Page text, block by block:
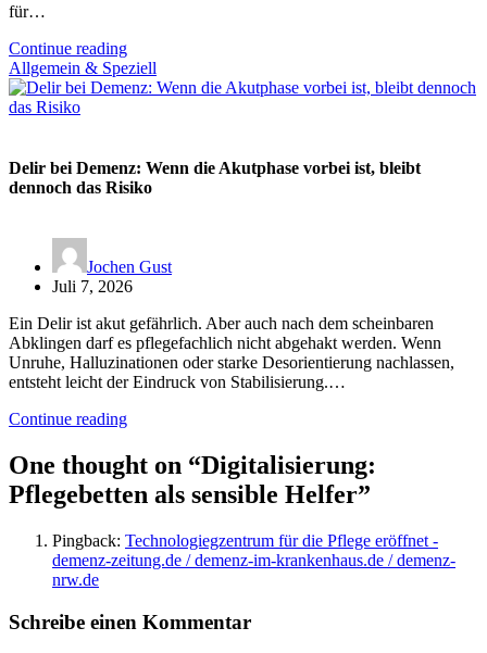
für…
Continue reading
Allgemein & Speziell
Delir bei Demenz: Wenn die Akutphase vorbei ist, bleibt
dennoch das Risiko
Jochen Gust
Juli 7, 2026
Ein Delir ist akut gefährlich. Aber auch nach dem scheinbaren
Abklingen darf es pflegefachlich nicht abgehakt werden. Wenn
Unruhe, Halluzinationen oder starke Desorientierung nachlassen,
entsteht leicht der Eindruck von Stabilisierung.…
Continue reading
One thought on “Digitalisierung:
Pflegebetten als sensible Helfer”
Pingback: Technologiegzentrum für die Pflege eröffnet -
demenz-zeitung.de / demenz-im-krankenhaus.de / demenz-
nrw.de
Schreibe einen Kommentar